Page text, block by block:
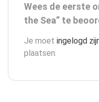
Wees de eerste
the Sea” te
Je moet ingelogd
plaatsen.